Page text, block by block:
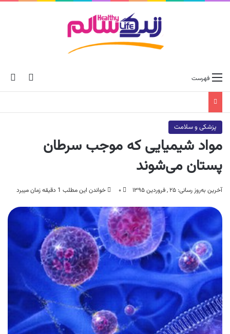
skin فهرست
پزشکی و سلامت
مواد شیمیایی که موجب سرطان
پستان می‌شوند
آخرین به‌روز رسانی: ۲۵ , فروردین ۱۳۹۵ ۰ خواندن این مطلب 1 دقیقه زمان میبرد